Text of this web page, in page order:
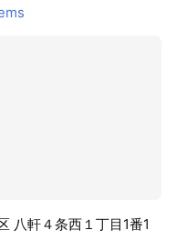
八軒４条西１丁目1番1